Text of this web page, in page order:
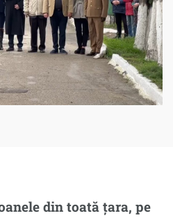
din toată țara, pe